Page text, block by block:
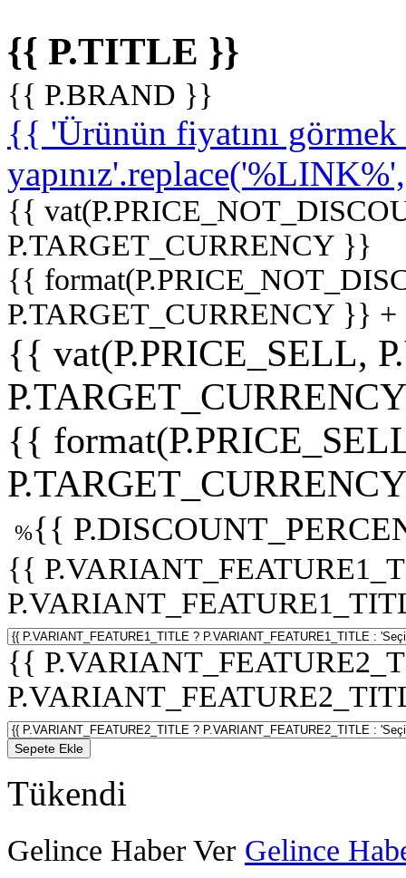
{{ P.TITLE }}
{{ P.BRAND }}
{{ 'Ürünün fiyatını
{{
P.TARGET_CURRENCY }}
{{
P.TARGET_CURRENCY }}
{{ vat(P.PRICE_SELL,
{{
%{{
{{
{{
Sepete Ekle
Tükendi
Gelince Haber Ver Gelince